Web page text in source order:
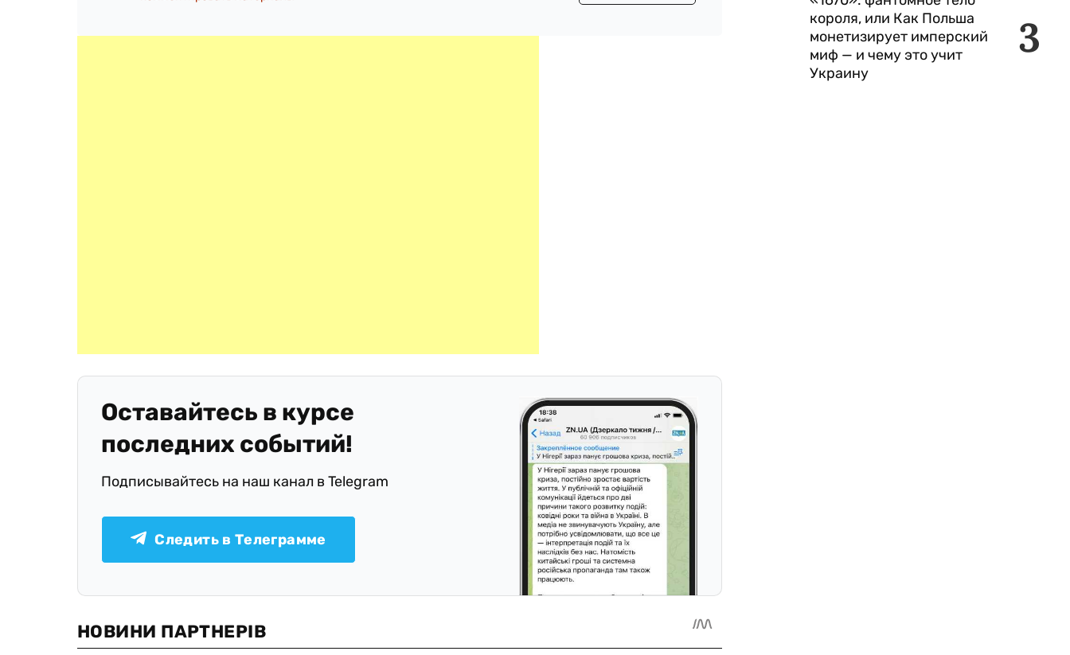
Оставайтесь в курсе
последних событий!
Подписывайтесь на наш канал в Telegram
Следить в Телеграмме
3
короля, или Как Польша
монетизирует имперский
миф — и чему это учит
Украину